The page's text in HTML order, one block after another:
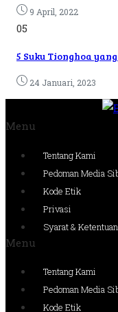
9 April, 2022
05
5 Suku Tionghoa
24 Januari, 2023
Menu
Tentang Kami
Pedoman Media
Kode Etik
Privasi
Syarat & Ketentuan
Menu
Tentang Kami
Pedoman Media
Kode Etik